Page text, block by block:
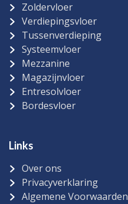
Zoldervloer
Verdiepingsvloer
Tussenverdieping
Systeemvloer
Mezzanine
Magazijnvloer
Entresolvloer
Bordesvloer
Links
Over ons
Privacyverklaring
Algemene Voorwaarden